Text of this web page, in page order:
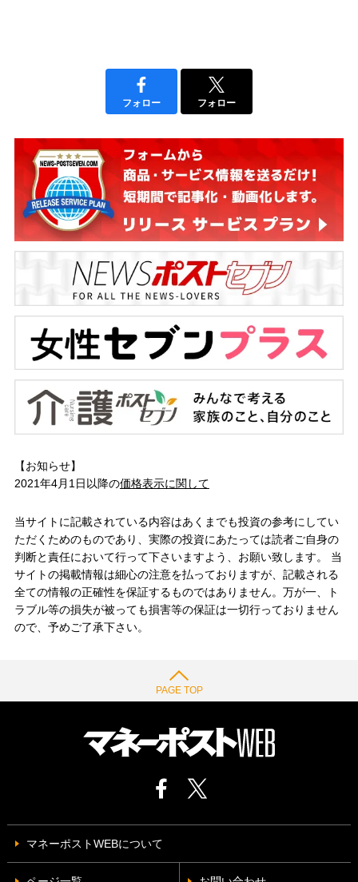
フォロー フォロー
【お知らせ】
2021年4月1日以降の価格表示に関して
当サイトに記載されている内容はあくまでも投資の参考にしてい
ただくためのものであり、実際の投資にあたっては読者ご自身の
判断と責任において行って下さいますよう、お願い致します。 当
サイトの掲載情報は細心の注意を払っておりますが、記載される
全ての情報の正確性を保証するものではありません。万が一、ト
ラブル等の損失が被っても損害等の保証は一切行っておりません
ので、予めご了承下さい。
PAGE TOP
マネーポストWEBについて